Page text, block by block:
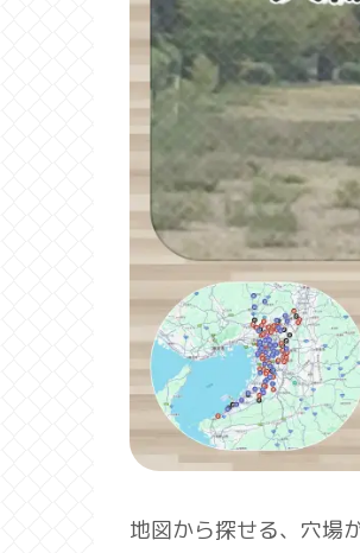
地図から探せる、穴場